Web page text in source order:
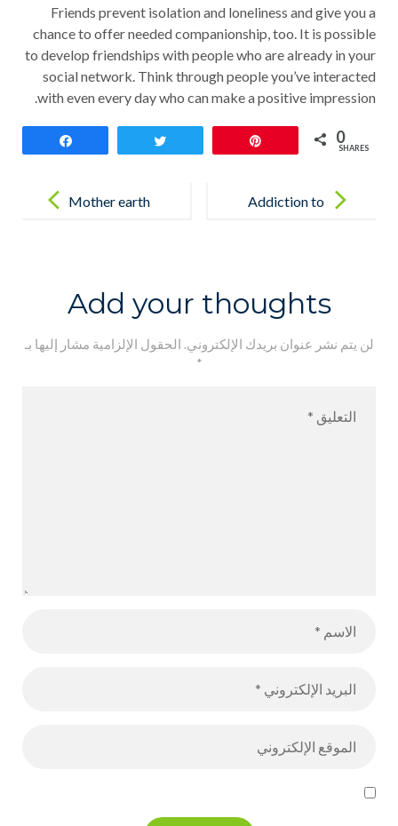
Friends prevent isolation and loneliness and give you a
chance to offer needed companionship, too. It is possible
to develop friendships with people who are already in your
social network. Think through people you’ve interacted
with even every day who can make a positive impression.
0
SHARES
navigation
Mother earth
Addiction to
Add your thoughts
لن يتم نشر عنوان بريدك الإلكتروني. الحقول الإلزامية مشار إليها بـ
*